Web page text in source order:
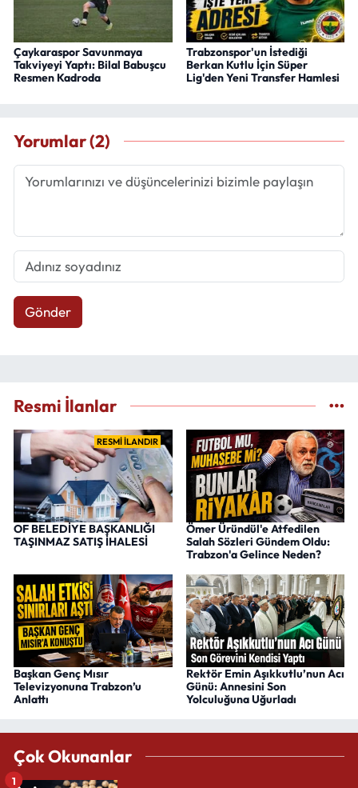
Çaykaraspor Savunmaya
Takviyeyi Yaptı: Bilal Babuşcu
Resmen Kadroda
Trabzonspor'un İstediği
Berkan Kutlu İçin Süper
Lig'den Yeni Transfer Hamlesi
Yorumlar (2)
Gönder
Resmi İlanlar
RESMİ İLANDIR
OF BELEDİYE BAŞKANLIĞI
TAŞINMAZ SATIŞ İHALESİ
Ömer Üründül'e Atfedilen
Salah Sözleri Gündem Oldu:
Trabzon'a Gelince Neden?
Başkan Genç Mısır
Televizyonuna Trabzon’u
Anlattı
Rektör Emin Aşıkkutlu’nun Acı
Günü: Annesini Son
Yolculuğuna Uğurladı
Çok Okunanlar
1